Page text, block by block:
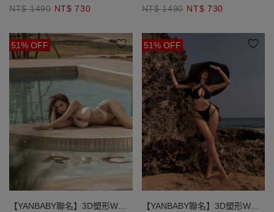
NT$ 1490 NT$ 730 NT$ 1490 NT$ 730
51% OFF
【YANBABY聯名】3D塑形W鋼
51% OFF
【YANBABY聯名】3D塑形W鋼